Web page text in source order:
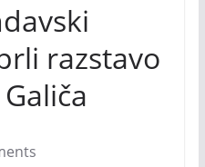
razstavo